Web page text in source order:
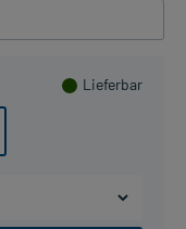
Lieferbar